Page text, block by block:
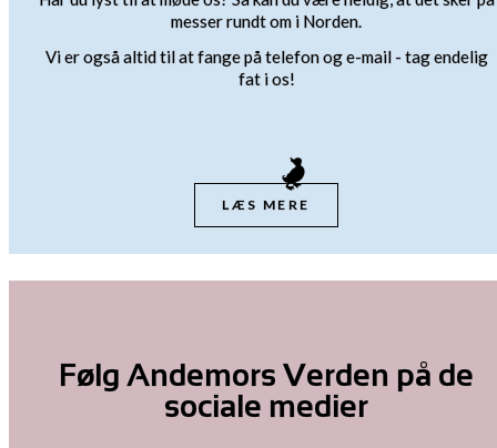
messer rundt om i Norden.
Vi er også altid til at fange på telefon og e-mail - tag endelig
fat i os!
LÆS MERE
Følg Andemors Verden på de
sociale medier